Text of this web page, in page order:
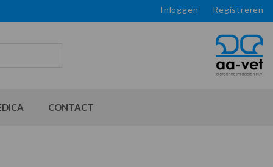
Inloggen Registreren
CONTACT